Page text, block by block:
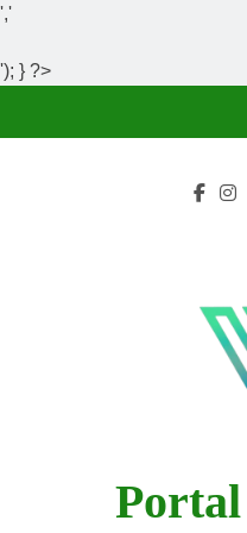
','
'); } ?>
Portal